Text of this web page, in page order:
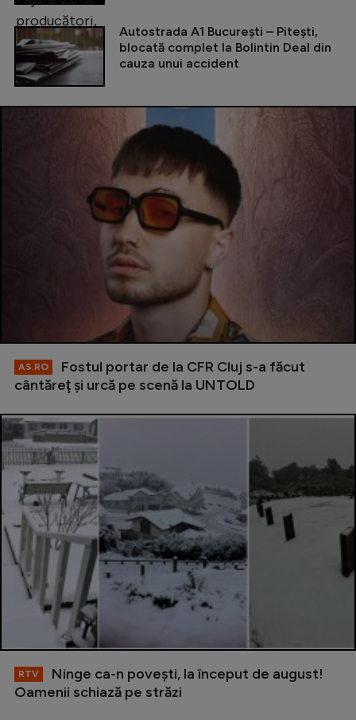
Autostrada A1 București – Pitești,
blocată complet la Bolintin Deal din
cauza unui accident
AS.RO
Fostul portar de la CFR Cluj s-a făcut
cântăreţ şi urcă pe scenă la UNTOLD
RTV
Ninge ca-n povești, la început de august!
Oamenii schiază pe străzi